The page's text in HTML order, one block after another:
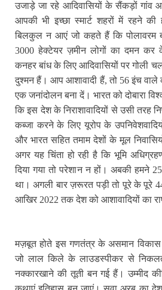
उजाड़े जा रहे आदिवासियों के सैंकड़ों गांव
आपकी भी इच्‍छा स्‍मार्ट शहरों में रहने की
बिलकुल न आएं जो कहते हैं कि पोलावरम
3000 हेक्टेयर ज़मीन लोगों का दमन
कनहर बांध के लिए आदिवासियों पर गोली
दुश्‍मन हैं। आप आशावादी हैं, तो 56 इंच वाले
एक जनांदोलन बना दें। भारत को दोबारा
कि इस देश के निराशावादियों से उसी तरह
कब्जा करने के लिए यूरोप के
और भारत सहित तमाम देशों के मूल
अगर यह चिंता हो रही है कि भूमि
दिया गया तो परेशान न हों। अबकी हमने
था। अगली बार ज़रूरत पड़ी तो पूरे के पूरे
आखिर 2022 तक देश को आशावादियों का
मज़बूत होते इस गणतंत्र के असमान
जो लाल किले के लाउडस्‍पीकर से
नक्‍कारखाने की तूती बन गई हैं। उम्‍मीद